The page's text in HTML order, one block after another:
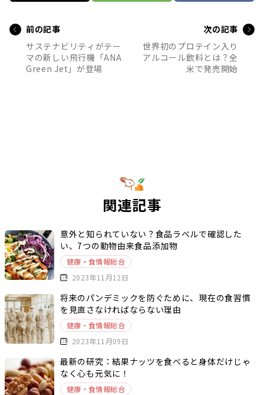
前の記事
サステナビリティがテー
マの新しい飛行機「ANA
Green Jet」が登場
次の記事
世界初のプロテイン入り
アルコール飲料とは？全
米で発売開始
関連記事
意外と知られていない？食品ラベルで確認した
い、7つの動物由来食品添加物
健康・食情報総合
2023年11月12日
将来のパンデミックを防ぐために、現在の食習慣
を見直さなければならない理由
健康・食情報総合
2023年11月09日
最新の研究：結果ナッツを食べると身体だけじゃ
なく心も元気に！
健康・食情報総合